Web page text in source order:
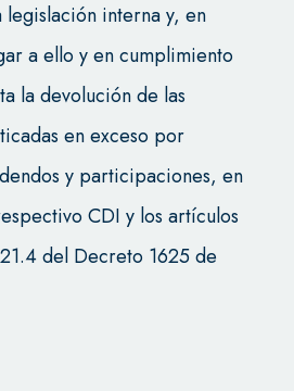
legislación interna y, en
a ello y en cumplimiento
la devolución de las
en exceso por
y participaciones, en
CDI y los artículos
del Decreto 1625 de